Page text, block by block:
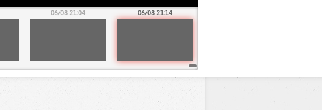
06/08 21:04 06/08 21:14